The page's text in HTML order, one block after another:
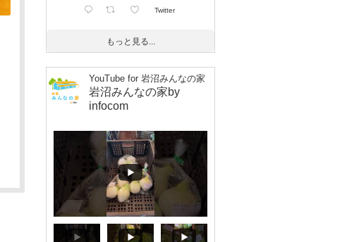
Twitter
もっと見る...
岩沼みんなの家by
infocom